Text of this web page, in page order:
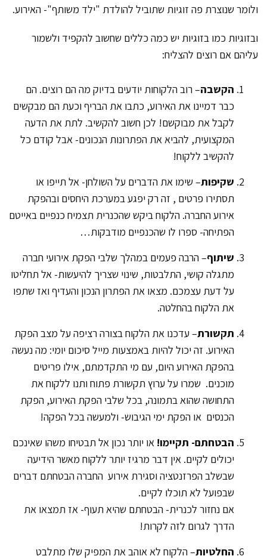
ולומר שנוצרת פה זוגיות שתוביל להולדת "ילד משותף"- האירוע.
ובזוגיות כמו בזוגיות יש כמה כללים שחשוב להקפיד ולשמור
עליהם אם רוצים להצליח:
הקשבה– רוב הלקוחות יודעים בדיוק מה הם רוצים. הם
כבר דמיינו את האירוע, כתבו את הבריף וכעת הם מבקשים
לקבל את מבוקשם! לכן חשוב להקשיב. לתת את הדעה
המקצועית, להביא את הפתרונות הנכונים- אבל קודם כל
להקשיב ללקוח!
שקיפות– שימו את הדברים על השולחן- אל תייפו או
תסתירו פרטים , זה רק יפגע במערכת היחסים ובהפקת
אירוע החברה. הלקוח ביקש שהכנרית תצמיח כנפיים באייטם
הפתיחה- ספרו לו שהכנפיים מודבקות…
שיתוף– הרבה פעמים במהלך שלבי הפקת אירועי חברה
מתגלה קושי, התלבטות, שינוי שצריך להיעשות- אל תחליטו
על דעת עצמכם. מצאו את הפתרון הנכון והעדיף ואז שתפו
את הלקוח בהחלטה.
תקשורת– עדכנו את הלקוח בצורה רציפה על מצב הפקת
האירוע. זה יכול להיות באמצעות מייל סיכום יומי: מה נעשה
בהפקת האירוע היום, עם מי התקדמתם, אילו פריטים
מוכנים. שמרו על ערוץ תקשורת פתוח ותנו ללקוח את
התחושה שהוא בתמונה, בכל שלבי הפקת האירוע, הפקת
הכנסים או הפקת ימי הגיבוש- ולמעשה בכל הפקה!
הבטחתם- תקיימו! או יותר נכון אל תבטיחו משהו שאינכם
יכולים לקיים. אין דבר מרגיז יותר ללקוח מאשר הידיעה
שבשלב הפרזנטציה וסגירת אירוע החברה הבטחתם דברים
שבפועל לא תוכלו לקיים.
אם נחזור לכנרית- הבטחתם שהיא תעוף- אז תמצאו את
הדרך לגרום לזה לקרות!
החלטיות– הלקוח לא אוהב את המפיק שלו מתלבט